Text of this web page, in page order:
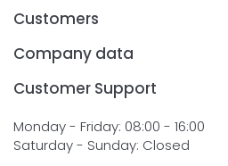
Customers
Company data
Customer Support
Monday - Friday: 08:00 - 16:00
Saturday - Sunday: Closed